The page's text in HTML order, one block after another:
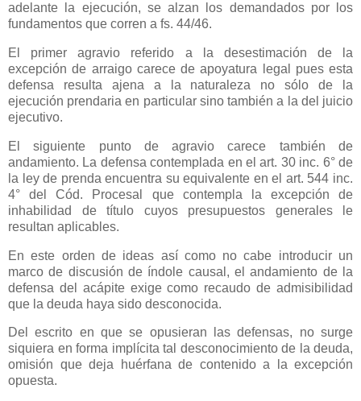
adelante la ejecución, se alzan los demandados por los
fundamentos que corren a fs. 44/46.
El primer agravio referido a la desestimación de la
excepción de arraigo carece de apoyatura legal pues esta
defensa resulta ajena a la naturaleza no sólo de la
ejecución prendaria en particular sino también a la del juicio
ejecutivo.
El siguiente punto de agravio carece también de
andamiento. La defensa contemplada en el art. 30 inc. 6° de
la ley de prenda encuentra su equivalente en el art. 544 inc.
4° del Cód. Procesal que contempla la excepción de
inhabilidad de título cuyos presupuestos generales le
resultan aplicables.
En este orden de ideas así como no cabe introducir un
marco de discusión de índole causal, el andamiento de la
defensa del acápite exige como recaudo de admisibilidad
que la deuda haya sido desconocida.
Del escrito en que se opusieran las defensas, no surge
siquiera en forma implícita tal desconocimiento de la deuda,
omisión que deja huérfana de contenido a la excepción
opuesta.